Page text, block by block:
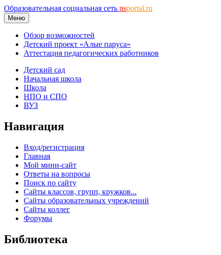
Образовательная социальная сеть nsportal.ru
Меню
Обзор возможностей
Детский проект «Алые паруса»
Аттестация педагогических работников
Детский сад
Начальная школа
Школа
НПО и СПО
ВУЗ
Навигация
Вход/регистрация
Главная
Мой мини-сайт
Ответы на вопросы
Поиск по сайту
Сайты классов, групп, кружков...
Сайты образовательных учреждений
Сайты коллег
Форумы
Библиотека